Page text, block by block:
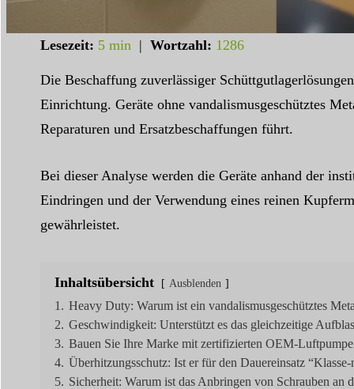
Lesezeit: 5 min| Wortzahl: 1286
Die Beschaffung zuverlässiger
Einrichtung. Geräte ohne vandalismusgeschütztes
Reparaturen und Ersatzbeschaffungen führt.
Bei dieser Analyse werden die Geräte anhand der
Eindringen und der Verwendung eines reinen
gewährleistet.
Inhaltsübersicht Ausblenden
1. Heavy Duty: Warum ist ein vandalismusgeschütztes
2. Geschwindigkeit: Unterstützt es das gleichzeitige
3. Bauen Sie Ihre Marke mit zertifizierten OEM-
4. Überhitzungsschutz: Ist er für den Dauereinsatz “Klasse-
5. Sicherheit: Warum ist das Anbringen von Schrauben an